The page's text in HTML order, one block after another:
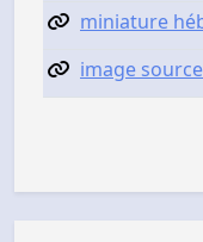
miniature
image